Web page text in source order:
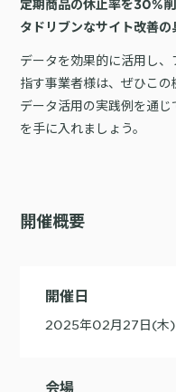
広告配信最適化
広告ダッシュボード
広告媒体へデータ連携
PaaS
ニケーションを実現する基盤
購入前の「迷い」をAIエージ
スペック
GDPR
定期商品の休止率を30%
タドリブンなサイト改善の
データを効果的に活用し
指す事業者様は、ぜひこの
データ活用の実践例を通
を手に入れましょう。
開催概要
開催日
2025年02月27日(
会場